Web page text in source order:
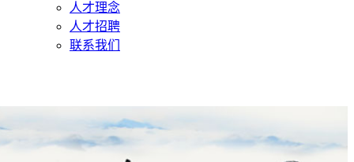
人才理念
人才招聘
联系我们